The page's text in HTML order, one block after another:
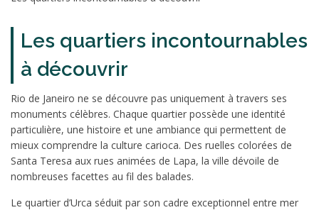
Les quartiers incontournables
à découvrir
Rio de Janeiro ne se découvre pas uniquement à travers ses
monuments célèbres. Chaque quartier possède une identité
particulière, une histoire et une ambiance qui permettent de
mieux comprendre la culture carioca. Des ruelles colorées de
Santa Teresa aux rues animées de Lapa, la ville dévoile de
nombreuses facettes au fil des balades.
Le quartier d’Urca séduit par son cadre exceptionnel entre mer